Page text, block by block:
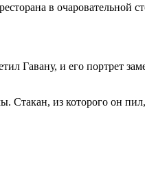
в очаровательной
Гавану, и его портрет
Стакан, из которого он